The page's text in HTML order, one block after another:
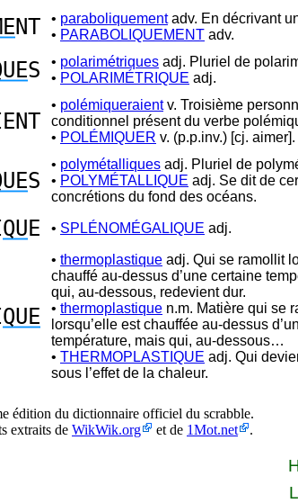
NT • paraboliquementadv. En décrivant
• PARABOLIQUEMENT adv.
S • polarimétriques adj. Pluriel de
• POLARIMÉTRIQUE adj.
• polémiqueraientv. Troisième
conditionnel présent du verbe
• POLÉMIQUER v. (p.p.inv.) [cj. aimer].
S
• polymétalliques adj. Pluriel de
• POLYMÉTALLIQUE adj. Se dit de
concrétions du fond des océans.
QUE • SPLÉNOMÉGALIQUE adj.
QUE
• thermoplastique adj. Qui se ramollit
chauffé au-dessus d’une certaine
qui, au-dessous, redevient dur.
• thermoplastique n.m. Matière qui se
lorsqu’elle est chauffée au-dessus
température, mais qui, au-dessous…
• THERMOPLASTIQUE adj. Qui
sous l’effet de la chaleur.
édition du dictionnaire officiel du scrabble.
extraits de WikWik.org et de 1Mot.net .